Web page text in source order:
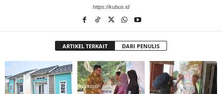
https://kubus.id
ARTIKEL TERKAIT DARI PENULIS